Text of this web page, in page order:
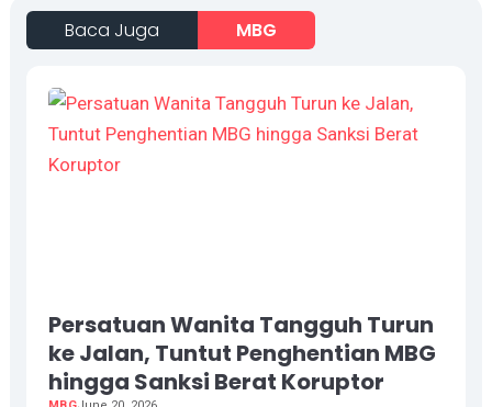
Baca Juga MBG
Persatuan Wanita Tangguh Turun
ke Jalan, Tuntut Penghentian MBG
hingga Sanksi Berat Koruptor